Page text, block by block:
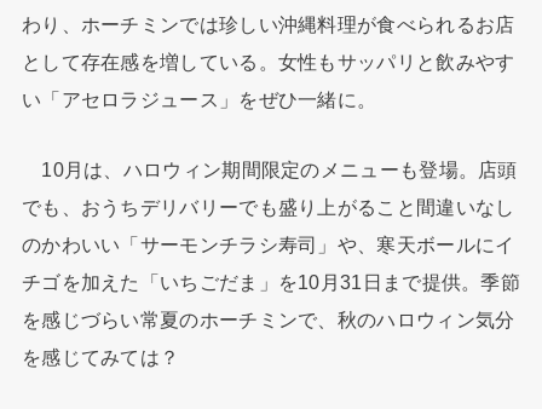
わり、ホーチミンでは珍しい沖縄料理が食べられるお店
として存在感を増している。女性もサッパリと飲みやす
い「アセロラジュース」をぜひ一緒に。
10月は、ハロウィン期間限定のメニューも登場。店頭
でも、おうちデリバリーでも盛り上がること間違いなし
のかわいい「サーモンチラシ寿司」や、寒天ボールにイ
チゴを加えた「いちごだま」を10月31日まで提供。季節
を感じづらい常夏のホーチミンで、秋のハロウィン気分
を感じてみては？